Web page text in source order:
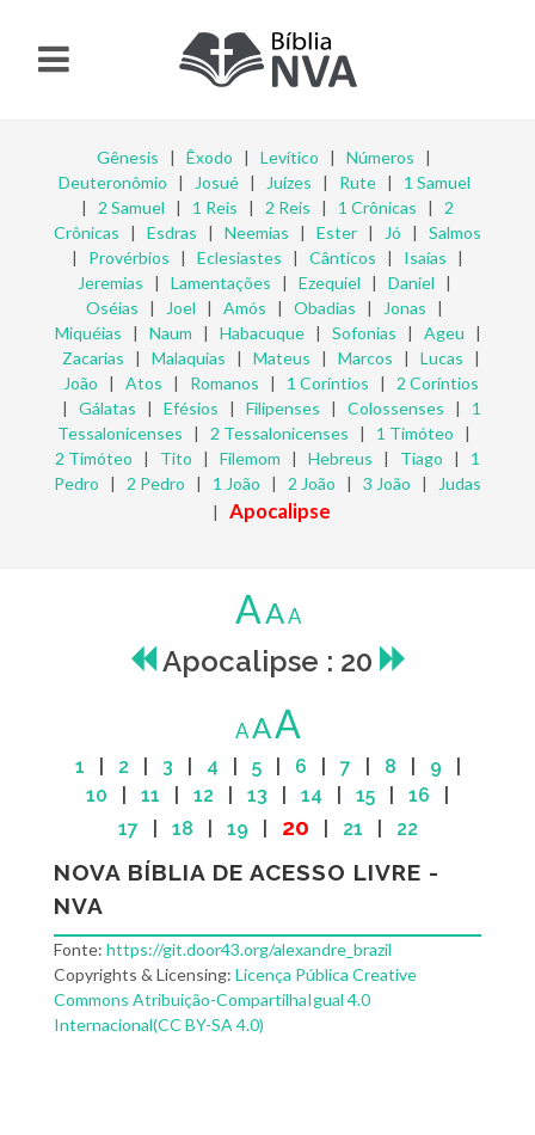
Gênesis | Êxodo | Levítico | Números |
Deuteronômio | Josué| Juízes | Rute| 1 Samuel
| 2 Samuel | 1 Reis | 2 Reis | 1 Crônicas | 2
Crônicas | Esdras | Neemias | Ester | Jó | Salmos
| Provérbios | Eclesiastes | Cânticos | Isaías |
Jeremias | Lamentações | Ezequiel | Daniel |
Oséias | Joel | Amós | Obadias | Jonas |
Miquéias | Naum | Habacuque| Sofonias | Ageu |
Zacarias | Malaquias | Mateus | Marcos | Lucas |
João | Atos | Romanos | 1 Coríntios | 2 Coríntios
| Gálatas | Efésios | Filipenses | Colossenses | 1
Tessalonicenses | 2 Tessalonicenses | 1 Timóteo |
2 Timóteo | Tito | Filemom | Hebreus | Tiago | 1
Pedro | 2 Pedro | 1 João | 2 João | 3 João |
Judas
| Apocalipse
AAA
Apocalipse : 20
AAA
1 2 3 4 5| 6 7 8 9
10
11 12 13 14 15 16
17
18 19 20 21 22
NOVA BÍBLIA DE ACESSO LIVRE -
NVA
Fonte: https://git.door43.org/alexandre_brazil
Copyrights & Licensing: Licença Pública Creative
Commons Atribuição-CompartilhaIgual 4.0
Internacional(CC BY-SA 4.0)